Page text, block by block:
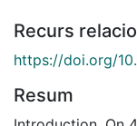
Recurs
https://doi.org/
Resum